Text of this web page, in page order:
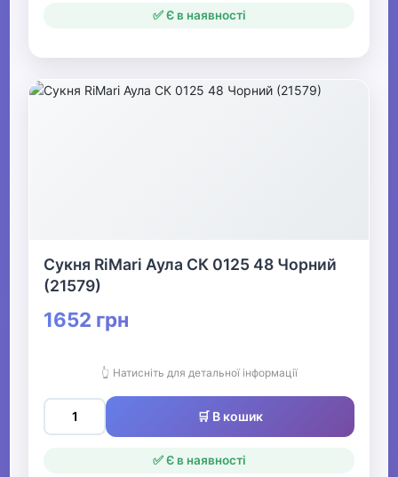
✅ Є в наявності
Сукня RiMari Аула СК 0125 48 Чорний
(21579)
1652 грн
👆 Натисніть для детальної інформації
🛒 В кошик
✅ Є в наявності